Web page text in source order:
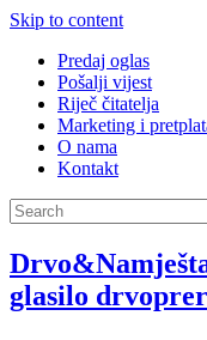
Skip to content
Predaj oglas
Pošalji vijest
Riječ čitatelja
Marketing i
O nama
Kontakt
glasilo